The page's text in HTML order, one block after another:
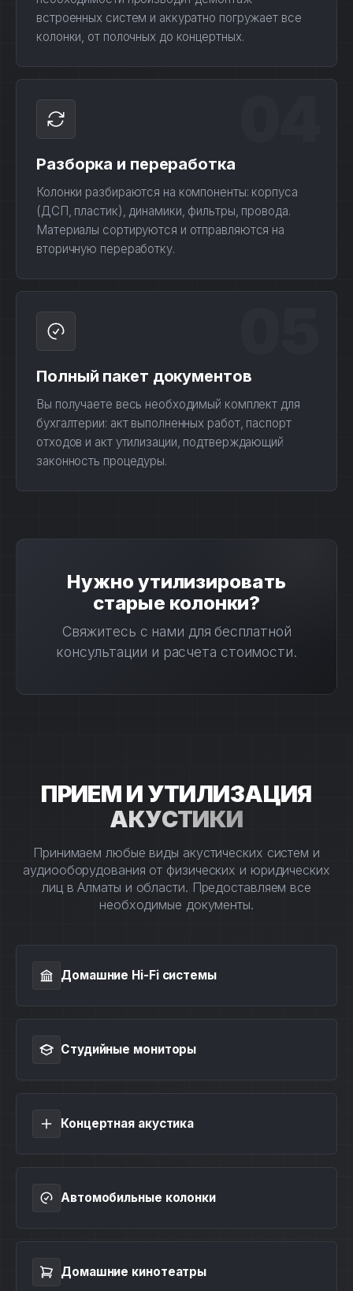
встроенных систем и аккуратно погружает все
колонки, от полочных до концертных.
Разборка и переработка
Колонки разбираются на компоненты: корпуса
(ДСП, пластик), динамики, фильтры, провода.
Материалы сортируются и отправляются на
вторичную переработку.
Полный пакет документов
Вы получаете весь необходимый комплект для
бухгалтерии: акт выполненных работ, паспорт
отходов и акт утилизации, подтверждающий
законность процедуры.
Нужно утилизировать
старые колонки?
Свяжитесь с нами для бесплатной
консультации и расчета стоимости.
ПРИЕМ И УТИЛИЗАЦИЯ
АКУСТИКИ
Принимаем любые виды акустических систем и
аудиооборудования от физических и юридических
лиц в Алматы и области. Предоставляем все
необходимые документы.
Домашние Hi-Fi системы
Студийные мониторы
Концертная акустика
Автомобильные колонки
Домашние кинотеатры